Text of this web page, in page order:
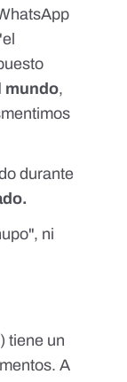
mundo,
durante
ni
tiene un
A